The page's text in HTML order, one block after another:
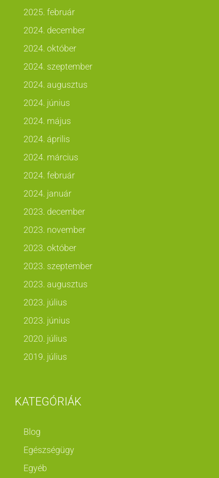
2025. február
2024. december
2024. október
2024. szeptember
2024. augusztus
2024. június
2024. május
2024. április
2024. március
2024. február
2024. január
2023. december
2023. november
2023. október
2023. szeptember
2023. augusztus
2023. július
2023. június
2020. július
2019. július
KATEGÓRIÁK
Blog
Egészségügy
Egyéb